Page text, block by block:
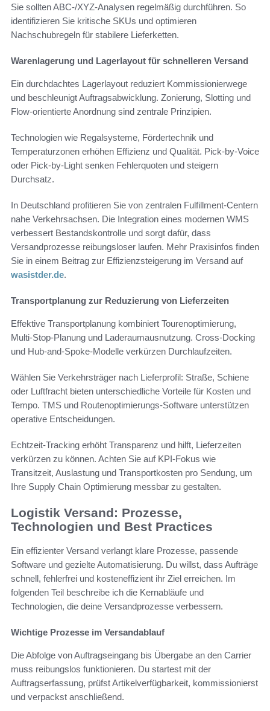
Sie sollten ABC-/XYZ-Analysen regelmäßig durchführen. So
identifizieren Sie kritische SKUs und optimieren
Nachschubregeln für stabilere Lieferketten.
Warenlagerung und Lagerlayout für schnelleren Versand
Ein durchdachtes Lagerlayout reduziert Kommissionierwege
und beschleunigt Auftragsabwicklung. Zonierung, Slotting und
Flow-orientierte Anordnung sind zentrale Prinzipien.
Technologien wie Regalsysteme, Fördertechnik und
Temperaturzonen erhöhen Effizienz und Qualität. Pick-by-Voice
oder Pick-by-Light senken Fehlerquoten und steigern
Durchsatz.
In Deutschland profitieren Sie von zentralen Fulfillment-Centern
nahe Verkehrsachsen. Die Integration eines modernen WMS
verbessert Bestandskontrolle und sorgt dafür, dass
Versandprozesse reibungsloser laufen. Mehr Praxisinfos finden
Sie in einem Beitrag zur Effizienzsteigerung im Versand auf
wasistder.de.
Transportplanung zur Reduzierung von Lieferzeiten
Effektive Transportplanung kombiniert Tourenoptimierung,
Multi-Stop-Planung und Laderaumausnutzung. Cross-Docking
und Hub-and-Spoke-Modelle verkürzen Durchlaufzeiten.
Wählen Sie Verkehrsträger nach Lieferprofil: Straße, Schiene
oder Luftfracht bieten unterschiedliche Vorteile für Kosten und
Tempo. TMS und Routenoptimierungs-Software unterstützen
operative Entscheidungen.
Echtzeit-Tracking erhöht Transparenz und hilft, Lieferzeiten
verkürzen zu können. Achten Sie auf KPI-Fokus wie
Transitzeit, Auslastung und Transportkosten pro Sendung, um
Ihre Supply Chain Optimierung messbar zu gestalten.
Logistik Versand: Prozesse,
Technologien und Best Practices
Ein effizienter Versand verlangt klare Prozesse, passende
Software und gezielte Automatisierung. Du willst, dass Aufträge
schnell, fehlerfrei und kosteneffizient ihr Ziel erreichen. Im
folgenden Teil beschreibe ich die Kernabläufe und
Technologien, die deine Versandprozesse verbessern.
Wichtige Prozesse im Versandablauf
Die Abfolge von Auftragseingang bis Übergabe an den Carrier
muss reibungslos funktionieren. Du startest mit der
Auftragserfassung, prüfst Artikelverfügbarkeit, kommissionierst
und verpackst anschließend.